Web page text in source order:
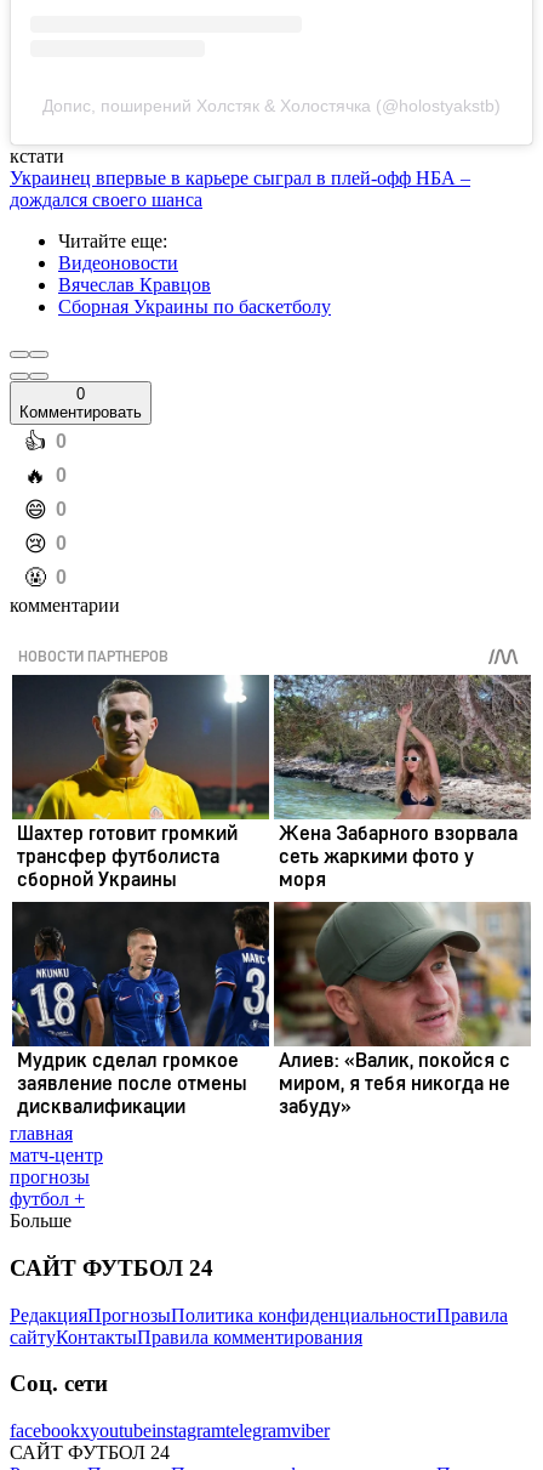
Допис, поширений Холстяк & Холостячка (@holostyakstb)
кстати
Украинец впервые в карьере сыграл в плей-офф НБА –
дождался своего шанса
Читайте еще:
Видеоновости
Вячеслав Кравцов
Сборная Украины по баскетболу
0
Комментировать
️👍 0
️🔥 0
️😄 0
️😢 0
️🤬 0
комментарии
главная
матч-центр
прогнозы
футбол +
Больше
САЙТ ФУТБОЛ 24
РедакцияПрогнозыПолитика конфиденциальностиПравила
сайтуКонтактыПравила комментирования
Соц. сети
facebookxyoutubeinstagramtelegramviber
САЙТ ФУТБОЛ 24